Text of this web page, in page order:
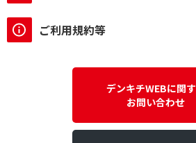
付属電池ブランドで絞り込む
対応電池で絞り込む
単1形～単4形兼用 単3
ご利用規約等
デンキチWEBに関
お問い合わせ